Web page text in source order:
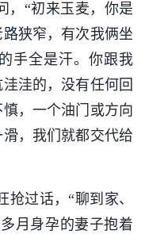
“初来玉麦，你是
狭窄，有次我俩坐
手全是汗。你跟我
洼的，没有任何回
，一个油门或方向
，我们就都交代给
过话，“聊到家、
月身孕的妻子抱着